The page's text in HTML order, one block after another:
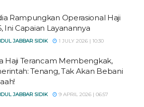
Rampungkan Operasional Haji
Ini Capaian Layanannya
JABBAR SIDIK 1 JULY 2026 | 10:30
Haji Terancam Membengkak,
Tenang, Tak Akan Bebani
JABBAR SIDIK 9 APRIL 2026 | 06:57